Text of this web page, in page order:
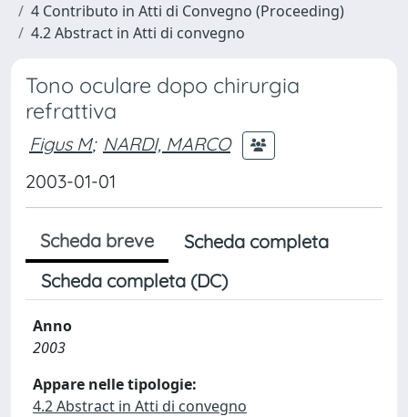
4 Contributo in Atti di Convegno (Proceeding)
4.2 Abstract in Atti di convegno
Tono oculare dopo chirurgia
refrattiva
Figus M; NARDI, MARCO
2003-01-01
Scheda breve
Scheda completa
Scheda completa (DC)
Anno
2003
Appare nelle tipologie:
4.2 Abstract in Atti di convegno